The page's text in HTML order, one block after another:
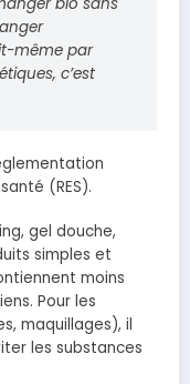
même par
c’est
(RES).
gel douche,
simples et
moins
Pour les
maquillages), il
les substances